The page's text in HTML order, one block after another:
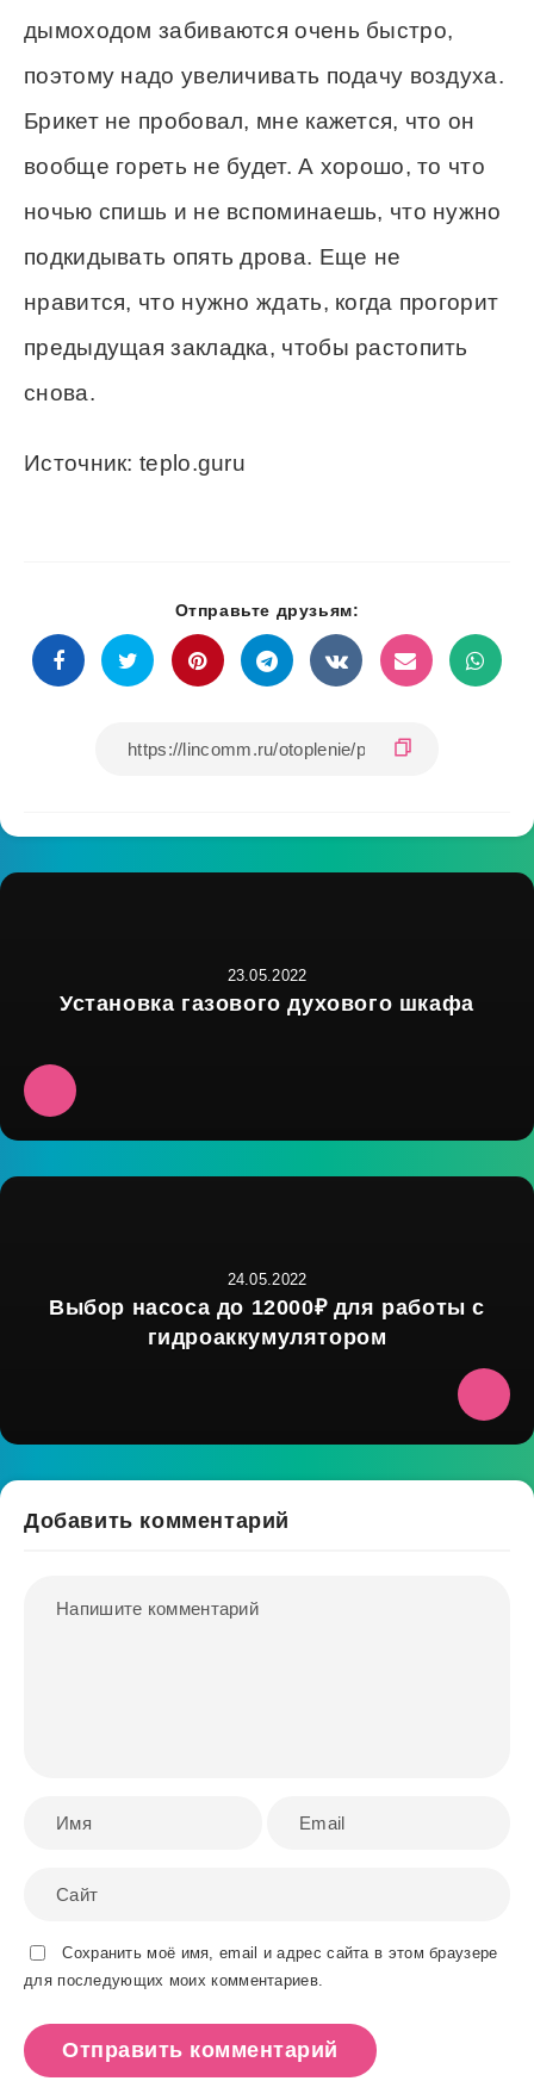
дымоходом забиваются очень быстро,
поэтому надо увеличивать подачу воздуха.
Брикет не пробовал, мне кажется, что он
вообще гореть не будет. А хорошо, то что
ночью спишь и не вспоминаешь, что нужно
подкидывать опять дрова. Еще не
нравится, что нужно ждать, когда прогорит
предыдущая закладка, чтобы растопить
снова.
Источник: teplo.guru
Отправьте друзьям:
23.05.2022
Установка газового духового шкафа
24.05.2022
Выбор насоса до 12000₽ для работы с
гидроаккумулятором
Добавить комментарий
Сохранить моё имя, email и адрес сайта в этом браузере
для последующих моих комментариев.